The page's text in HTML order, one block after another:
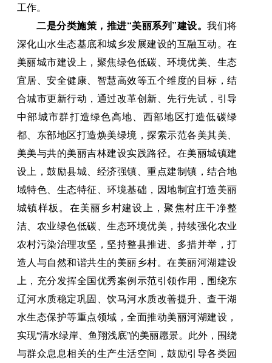
工作。
二是分类施策，推进“美丽系列”建设。 我们将
深化山水生态基底和城乡发展建设的互融互动。在
美丽城市建设上，聚焦绿色低碳、环境优美、生态
宜居、安全健康、智慧高效等五个维度的目标，结
合城市更新行动，通过改革创新、先行先试，引导
中部城市群打造绿色高地、西部地区打造低碳绿
都、东部地区打造焕美绿境，探索示范各美其美、
美美与共的美丽吉林建设实践路径。在美丽城镇建
设上，鼓励县城、经济强镇、重点建制镇，结合地
域特色、生态特征、环境基础，因地制宜打造美丽
城镇样板。在美丽乡村建设上，聚焦村庄干净整
洁、农业绿色低碳、生态环境优美，持续强化农业
农村污染治理攻坚，坚持整县推进、多措并举，打
造人与自然和谐共生的美丽乡村。在美丽河湖建设
上，充分发挥全国优秀案例示范引领作用，围绕东
辽河水质稳定巩固、饮马河水质改善提升、查干湖
水生态保护等重点领域，全面推动美丽河湖建设，
实现“清水绿岸、鱼翔浅底”的美丽愿景。此外，围绕
与群众息息相关的生产生活空间，鼓励引导各类园